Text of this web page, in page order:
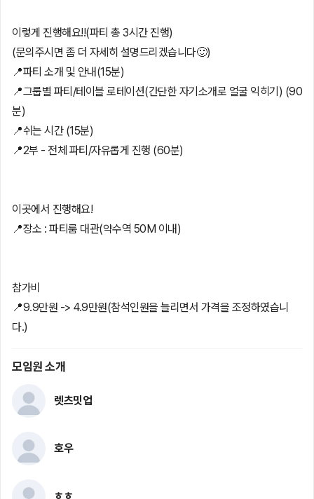
이렇게 진행해요!!(파티 총 3시간 진행)
(문의주시면 좀 더 자세히 설명드리겠습니다🙂)
📍파티 소개 및 안내(15분)
📍그룹별 파티/테이블 로테이션(간단한 자기소개로 얼굴 익히기) (90
분)
📍쉬는 시간 (15분)
📍2부 - 전체 파티/자유롭게 진행 (60분)
이곳에서 진행해요!
📍장소 : 파티룸 대관(약수역 50M 이내)
참가비
📍9.9만원 -> 4.9만원(참석인원을 늘리면서 가격을 조정하였습니
다.)
모임원 소개
렛츠밋업
호우
ㅎㅎ